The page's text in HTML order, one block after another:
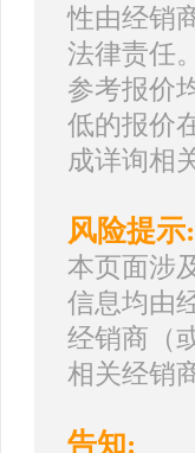
性由经销
法律责任。
参考报价
低的报价
成详询相
风险提示:
本页面涉
信息均由
经销商（
相关经销
告知: